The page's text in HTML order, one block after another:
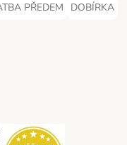
Method
PŘEDEM
PŘEDEM Payment
DOBÍRKA
DOBÍRKA
Security